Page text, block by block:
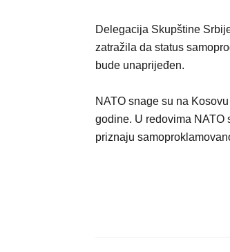
Delegacija Skupštine
zatražila da status
bude unaprijeđen.
NATO snage su na
godine. U redovima NATO
priznaju